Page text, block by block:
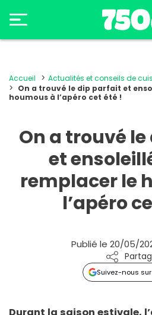
Accueil Actualités et conseils de
On a trouvé le dip parfait et
houmous à l’apéro cet été !
On a trouvé
et
remplacer le
l’apéro
Publié le 20/05/
Suivez-nous
Durant la saison estivale,